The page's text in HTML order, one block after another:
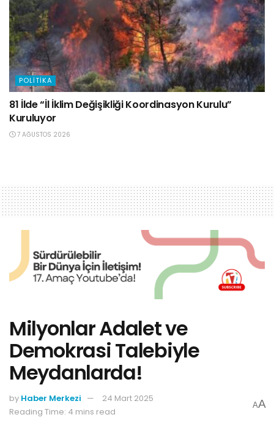
POLITIKA
81 İlde “İl İklim Değişikliği Koordinasyon Kurulu”
Kuruluyor
7 AĞUSTOS 2026
Milyonlar Adalet ve
Demokrasi Talebiyle
Meydanlarda!
by Haber Merkezi
24 Mart 2025
Reading Time: 4 mins read
AA